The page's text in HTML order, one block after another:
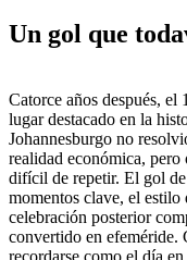
Un gol que
Catorce años después,
lugar destacado en la
Johannesburgo no
realidad económica,
difícil de repetir. El gol
momentos clave, el
celebración posterior
convertido en efeméride.
recordarse como el día